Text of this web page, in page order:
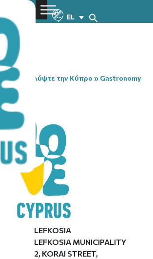
EL
» Ανακαλύψτε την Κύπρο » Gastronomy
LEFKOSIA
LEFKOSIA MUNICIPALITY
2, KORAI STREET,